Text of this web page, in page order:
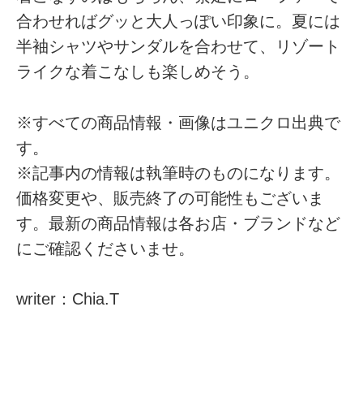
合わせればグッと大人っぽい印象に。夏には
半袖シャツやサンダルを合わせて、リゾート
ライクな着こなしも楽しめそう。
※すべての商品情報・画像はユニクロ出典で
す。
※記事内の情報は執筆時のものになります。
価格変更や、販売終了の可能性もございま
す。最新の商品情報は各お店・ブランドなど
にご確認くださいませ。
writer：Chia.T